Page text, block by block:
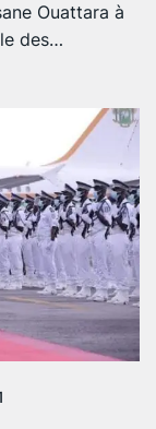
Ouattara à
des…